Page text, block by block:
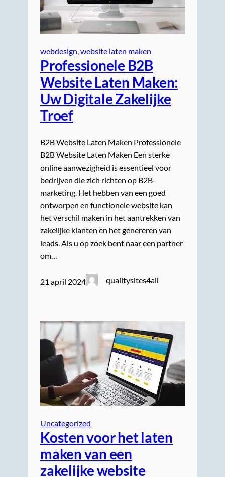
webdesign, website laten maken
Professionele B2B
Website Laten Maken:
Uw Digitale Zakelijke
Troef
B2B Website Laten Maken Professionele
B2B Website Laten Maken Een sterke
online aanwezigheid is essentieel voor
bedrijven die zich richten op B2B-
marketing. Het hebben van een goed
ontworpen en functionele website kan
het verschil maken in het aantrekken van
zakelijke klanten en het genereren van
leads. Als u op zoek bent naar een partner
om…
21 april 2024 qualitysites4all
Uncategorized
Kosten voor het laten
maken van een
zakelijke website